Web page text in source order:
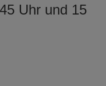
Uhr und 15